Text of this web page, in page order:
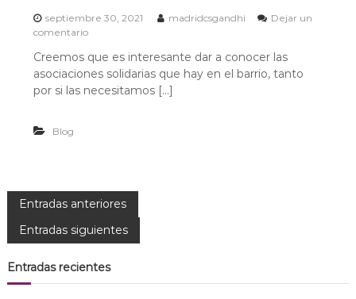
septiembre 30, 2021 madridcsgandhi
Dejar un
comentarioe
G
e
n
a
i
a
-
S
Creemos que es interesante dar a conocer las
asociaciones solidarias que hay en el barrio, tanto
por si las necesitamos […]
Blog
N
a
v
Entradas anteriores
Entradas siguientes
Entradas recientes